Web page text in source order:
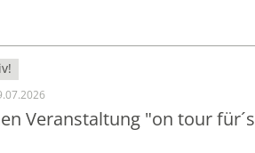
Veranstaltung "on tour für´s